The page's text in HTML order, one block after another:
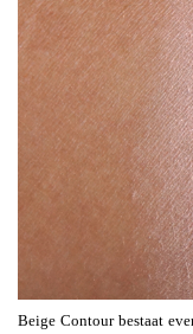
Beige Contour bestaat